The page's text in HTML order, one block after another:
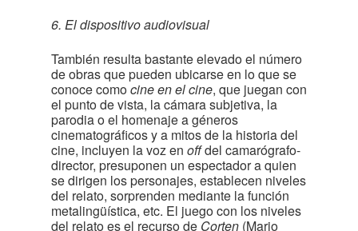
6. El dispositivo audiovisual
También resulta bastante elevado el número
de obras que pueden ubicarse en lo que se
conoce comocine en el cine, que juegan con
el punto de vista, la cámara subjetiva, la
parodia o el homenaje a géneros
cinematográficos y a mitos de la historia del
cine, incluyen la voz en offdel camarógrafo-
director, presuponen un espectador a quien
se dirigen los personajes, establecen niveles
del relato, sorprenden mediante la función
metalingüística, etc. El juego con los niveles
del relato es el recurso de Corten (Mario